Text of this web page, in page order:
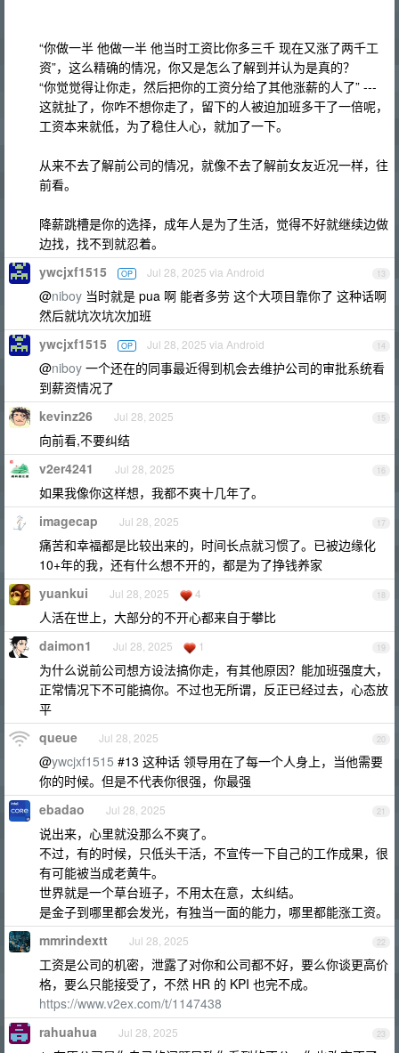
“你做一半 他做一半 他当时工资比你多三千 现在又涨了两千工
资”，这么精确的情况，你又是怎么了解到并认为是真的？
“你觉觉得让你走，然后把你的工资分给了其他涨薪的人了” ---
这就扯了，你咋不想你走了，留下的人被迫加班多干了一倍呢，
工资本来就低，为了稳住人心，就加了一下。
从来不去了解前公司的情况，就像不去了解前女友近况一样，往
前看。
降薪跳槽是你的选择，成年人是为了生活，觉得不好就继续边做
边找，找不到就忍着。
13
ywcjxf1515 OP Jul 28, 2025 via Android
@niboy 当时就是 pua 啊 能者多劳 这个大项目靠你了 这种话啊
然后就坑次坑次加班
14
ywcjxf1515 OP Jul 28, 2025 via Android
@niboy 一个还在的同事最近得到机会去维护公司的审批系统看
到薪资情况了
15
kevinz26 Jul 28, 2025
向前看,不要纠结
16
v2er4241 Jul 28, 2025
如果我像你这样想，我都不爽十几年了。
17
imagecap Jul 28, 2025
痛苦和幸福都是比较出来的，时间长点就习惯了。已被边缘化
10+年的我，还有什么想不开的，都是为了挣钱养家
18
yuankui Jul 28, 2025 4
人活在世上，大部分的不开心都来自于攀比
19
daimon1 Jul 28, 2025 1
为什么说前公司想方设法搞你走，有其他原因？能加班强度大，
正常情况下不可能搞你。不过也无所谓，反正已经过去，心态放
平
20
queue Jul 28, 2025
@ywcjxf1515 #13 这种话 领导用在了每一个人身上，当他需要
你的时候。但是不代表你很强，你最强
21
ebadao Jul 28, 2025
说出来，心里就没那么不爽了。
不过，有的时候，只低头干活，不宣传一下自己的工作成果，很
有可能被当成老黄牛。
世界就是一个草台班子，不用太在意，太纠结。
是金子到哪里都会发光，有独当一面的能力，哪里都能涨工资。
22
mmrindextt Jul 28, 2025
工资是公司的机密，泄露了对你和公司都不好，要么你谈更高价
格，要么只能接受了，不然 HR 的 KPI 也完不成。
https://www.v2ex.com/t/1147438
23
rahuahua Jul 28, 2025